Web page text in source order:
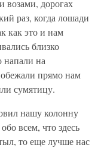
возами, дорогах
раз, когда лошади
как это и нам
близко
напали на
прямо нам
сумятицу.
нашу колонну
всем, что здесь
то еще лучше нас